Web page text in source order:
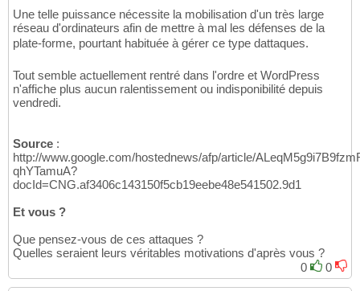
Une telle puissance nécessite la mobilisation d'un très large
réseau d'ordinateurs afin de mettre à mal les défenses de la
plate-forme, pourtant habituée à gérer ce type dattaques.
Tout semble actuellement rentré dans l'ordre et WordPress
n'affiche plus aucun ralentissement ou indisponibilité depuis
vendredi.
Source :
http://www.google.com/hostednews/afp/article/
qhYTamuA?
docId=CNG.af3406c143150f5cb19eebe48e541502.9d1
Et vous ?
Que pensez-vous de ces attaques ?
Quelles seraient leurs véritables motivations d'après vous ?
0
0